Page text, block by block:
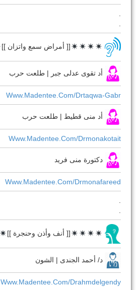
.
.
[[ أمراض سمع واتزان ]]
أد تقوى عدلى جبر | طلعت حرب
Www.madentee.com/drtaqwa-Gabr
أد منى قطيط | طلعت حرب
Www.madentee.com/drmonakotait
دكتورة منى فريد
Www.madentee.com/drmonafareed
[[ أنف وأذن وحنجرة ]]
د/ أحمد الجندى | الشون
Www.madentee.com/drahmdelgendy